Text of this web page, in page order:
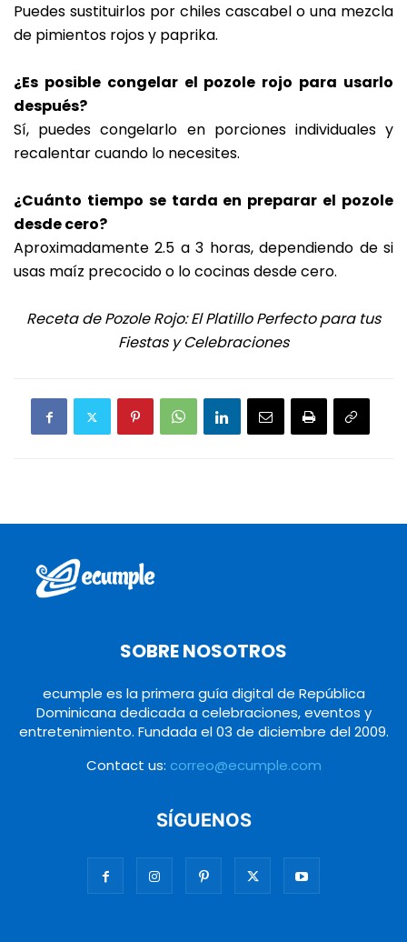
Puedes sustituirlos por chiles cascabel o una mezcla
de pimientos rojos y paprika.
¿Es posible congelar el pozole rojo para usarlo
después?
Sí, puedes congelarlo en porciones individuales y
recalentar cuando lo necesites.
¿Cuánto tiempo se tarda en preparar el pozole
desde cero?
Aproximadamente 2.5 a 3 horas, dependiendo de si
usas maíz precocido o lo cocinas desde cero.
Receta de Pozole Rojo: El Platillo Perfecto para tus
Fiestas y Celebraciones
SOBRE NOSOTROS
ecumple es la primera guía digital de República
Dominicana dedicada a celebraciones, eventos y
entretenimiento. Fundada el 03 de diciembre del 2009.
Contact us: correo@ecumple.com
SÍGUENOS